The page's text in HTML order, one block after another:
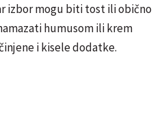
izbor mogu biti tost ili obično
humusom ili krem
i kisele dodatke.